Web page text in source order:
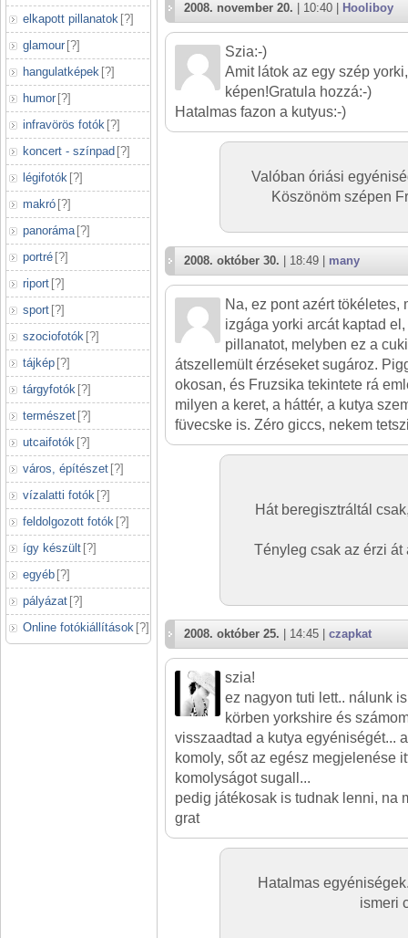
elkapott pillanatok [?]
glamour [?]
hangulatképek [?]
humor [?]
infravörös fotók [?]
koncert - színpad [?]
légifotók [?]
makró [?]
panoráma [?]
portré [?]
riport [?]
sport [?]
szociofotók [?]
tájkép [?]
tárgyfotók [?]
természet [?]
utcaifotók [?]
város, építészet [?]
vízalatti fotók [?]
feldolgozott fotók [?]
így készült [?]
egyéb [?]
pályázat [?]
Online fotókiállítások [?]
2008. november 20. | 10:40 | Hooliboy
Szia:-)
Amit látok az egy szép
képen!Gratula hozzá:-)
Hatalmas fazon a kutyus:-)
Valóban óriási
Köszönöm szépen
2008. október 30. | 18:49 | many
Na, ez pont azért tökéletes,
izgága yorki arcát kaptad
pillanatot, melyben ez a
átszellemült érzéseket sugároz.
okosan, és Fruzsika tekintete rá
milyen a keret, a háttér, a kutya
füvecske is. Zéro giccs, nekem
Hát beregisztráltál
Tényleg csak az érzi át
2008. október 25. | 14:45 | czapkat
szia!
ez nagyon tuti lett.. nálunk
körben yorkshire és
visszaadtad a kutya egyéniségét...
komoly, sőt az egész megjelenése
komolyságot sugall...
pedig játékosak is tudnak lenni, na
grat
Hatalmas
ismeri